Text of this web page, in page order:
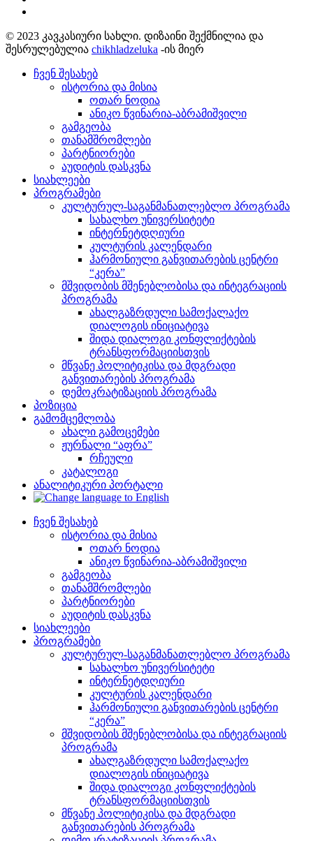
© 2023 კავკასიური სახლი. დიზაინი შექმნილია და
შესრულებულია chikhladzeluka -ის მიერ
ჩვენ შესახებ
ისტორია და მისია
ოთარ ნოდია
ანიკო წვინარია-აბრამიშვილი
გამგეობა
თანამშრომლები
პარტნიორები
აუდიტის დასკვნა
სიახლეები
პროგრამები
კულტურულ-საგანმანათლებლო პროგრამა
სახალხო უნივერსიტეტი
ინტერნეტდღიური
კულტურის კალენდარი
ჰარმონიული განვითარების ცენტრი
“კერა”
მშვიდობის მშენებლობისა და ინტეგრაციის
პროგრამა
ახალგაზრდული სამოქალაქო
დიალოგის ინიციატივა
შიდა დიალოგი კონფლიქტების
ტრანსფორმაციისთვის
მწვანე პოლიტიკისა და მდგრადი
განვითარების პროგრამა
დემოკრატიზაციის პროგრამა
პოზიცია
გამომცემლობა
ახალი გამოცემები
ჟურნალი “აფრა”
რჩეული
კატალოგი
ანალიტიკური პორტალი
ჩვენ შესახებ
ისტორია და მისია
ოთარ ნოდია
ანიკო წვინარია-აბრამიშვილი
გამგეობა
თანამშრომლები
პარტნიორები
აუდიტის დასკვნა
სიახლეები
პროგრამები
კულტურულ-საგანმანათლებლო პროგრამა
სახალხო უნივერსიტეტი
ინტერნეტდღიური
კულტურის კალენდარი
ჰარმონიული განვითარების ცენტრი
“კერა”
მშვიდობის მშენებლობისა და ინტეგრაციის
პროგრამა
ახალგაზრდული სამოქალაქო
დიალოგის ინიციატივა
შიდა დიალოგი კონფლიქტების
ტრანსფორმაციისთვის
მწვანე პოლიტიკისა და მდგრადი
განვითარების პროგრამა